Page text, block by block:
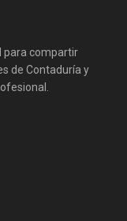
para compartir
de Contaduría y